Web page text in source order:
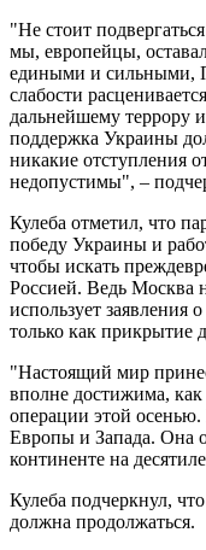
"Не стоит
мы, европейцы,
едиными и сильными,
слабости
дальнейшему террору
поддержка Украины
никакие отступления
недопустимы", –
Кулеба отметил, что
победу Украины и
чтобы искать
Россией. Ведь Москва
использует заявления
только как прикрытие
"Настоящий мир
вполне достижима, как
операции этой
Европы и Запада. Она
континенте на
Кулеба подчеркнул,
должна продолжаться.